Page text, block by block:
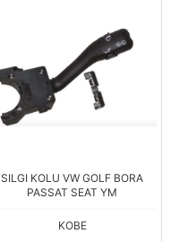
SILGI KOLU VW GOLF BORA
PASSAT SEAT YM
KOBE